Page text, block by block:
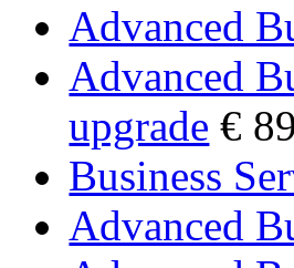
Advanced
Advanced
upgrade €
Business
Advanced